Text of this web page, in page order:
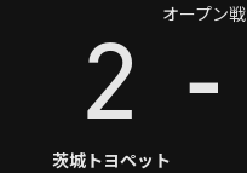
オープン戦
2
茨城トヨペット
-